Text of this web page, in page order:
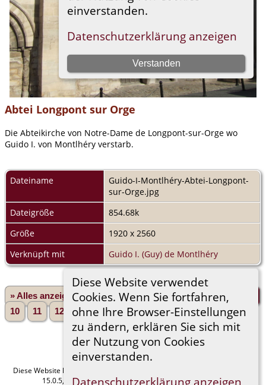
Diese Website verwendet
Cookies. Wenn Sie fortfahren,
ohne Ihre Browser-Einstellungen
zu ändern, erklären Sie sich mit
der Nutzung von Cookies
einverstanden.
Datenschutzerklärung anzeigen
Abtei Longpont sur Orge
Die Abteikirche von Notre-Dame de Longpont-sur-Orge wo
Guido I. von Montlhéry verstarb.
Dateiname
Guido-I-Montlhéry-Abtei-Longpont-
sur-Orge.jpg
Dateigröße
854.68k
Größe
1920 x 2560
Verknüpft mit
Guido I. (Guy) de Montlhéry
» Alles anzeigen «Zurück «1 ... 5 6 7
10
11 12 13 ... 823» Vorwärts»
Diese Website läuft mit
15.0.5, programmiert von Darrin Lythgoe © 2001-2026.